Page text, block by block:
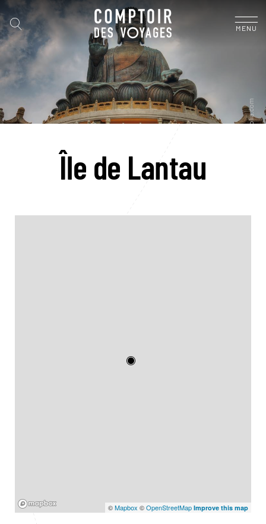
MENU
Île de Lantau
©Mapbox ©OpenStreetMap Improve this map